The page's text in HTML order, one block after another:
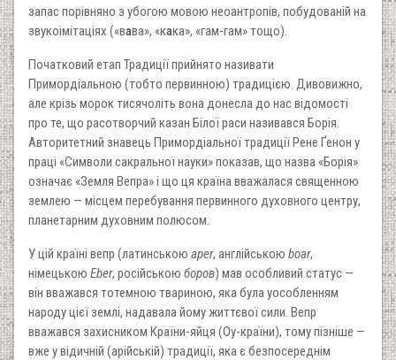
запас порівняно з убогою мовою неоантропів, побудованій на
звукоімітаціях («вава», «кака», «гам-гам» тощо).
Початковий етап Традиції прийнято називати
Примордіальною (тобто первинною) традицією. Дивовижно,
але крізь морок тисячоліть вона донесла до нас відомості
про те, що расотворчий казан Білої раси називався Борія.
Авторитетний знавець Примордіальної традиції Рене Ґенон у
праці «Символи сакральної науки» показав, що назва «Борія»
означає «Земля Вепра» і що ця країна вважалася священною
землею — місцем перебування первинного духовного центру,
планетарним духовним полюсом.
У цій країні вепр (латинською aper, англійською boar,
німецькою Eber, російською боров) мав особливий статус —
він вважався тотемною твариною, яка була уособленням
народу цієї землі, надавала йому життєвої сили. Вепр
вважався захисником Країни-яйця (Оу-країни), тому пізніше —
вже у відичній (арійській) традиції, яка є безпосереднім